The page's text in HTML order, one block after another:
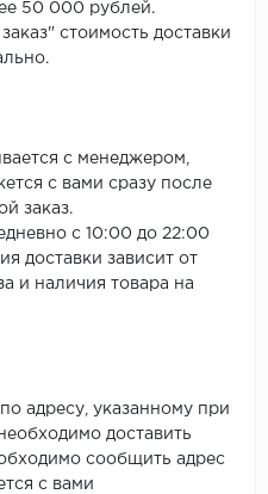
Wonderful Vinyl
50 000 рублей.
стоимость доставки
с менеджером,
с вами сразу после
заказ.
с 10:00 до 22:00
доставки зависит от
и наличия товара на
адресу, указанному при
доставить
сообщить адрес
с вами